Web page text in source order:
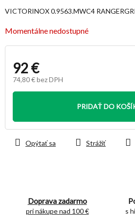
Momentálne nedostupné
92 €
74,80 € bez DPH
Jednotková
PRIDAŤ DO
Doprava zadarmo
pri nákupe nad 100 € s
VICTORINOX 0.9563.MWC4
Opýtať sa Strážiť
5